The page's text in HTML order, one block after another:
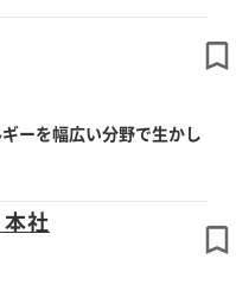
ーを幅広い分野で生かし
社